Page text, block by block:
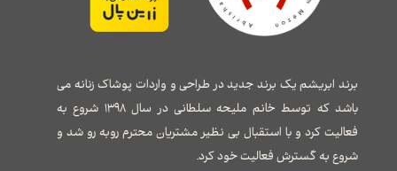
برند ابریشم یک برند جدید در طراحی و واردات پوشاک زنانه می
باشد که توسط خانم ملیحه سلطانی در سال ۱۳۹۸ شروع به
فعالیت کرد و با استقبال بی نظیر مشتریان محترم روبه رو شد و
شروع به گسترش فعالیت خود کرد.